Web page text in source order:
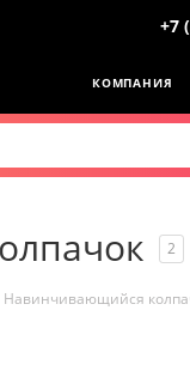
+7
КОМПАНИЯ
2
Навинчивающийся